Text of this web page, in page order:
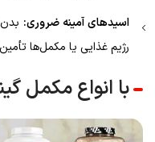
اسیدهای آمینه ضروری:
رژیم غذایی یا مکمل‌ها
با انواع مکمل